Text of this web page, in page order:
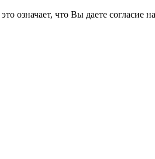
означает, что Вы даете